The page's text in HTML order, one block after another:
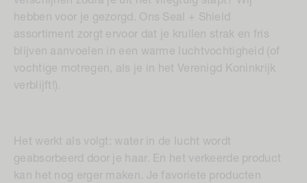
hebben voor je gezorgd. Ons Seal + Shield
assortiment zorgt ervoor dat je krullen strak en fris
blijven aanvoelen in een warme luchtvochtigheid (of
vochtige motregen, als je in het Verenigd Koninkrijk
verblijft!).
Het werkt als volgt: water in de lucht wordt
geabsorbeerd door je haar. En het verkeerde product
kan het nog erger maken. Je favoriete producten